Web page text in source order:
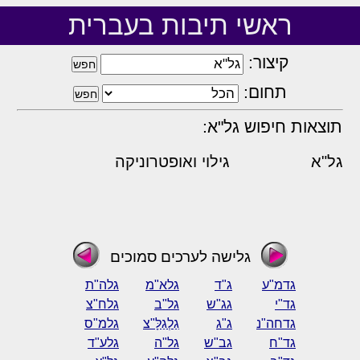
ראשי תיבות בעברית
קיצור:
תחום:
תוצאות חיפוש גל"א:
גל"א גילוי ואופטרוניקה
גלישה לערכים סמוכים
גדמ"ע ג"ד גלא"מ
גלה"ת
גד"י
גג"ש גל"ב
גלח"צ
גדחה"נ
ג"ג גַלְגַלָּ"צ
גלמ"ס
גד"ח
גב"ש גל"ה
גלע"ד